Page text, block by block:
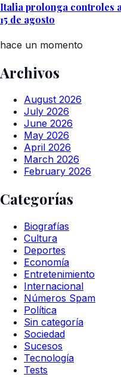
Italia prolonga controles
15 de agosto
hace un momento
Archivos
August 2026
July 2026
June 2026
May 2026
April 2026
March 2026
February 2026
Categorías
Biografías
Cultura
Deportes
Economía
Entretenimiento
Internacional
Números Spam
Política
Sin categoría
Sociedad
Sucesos
Tecnología
Tests